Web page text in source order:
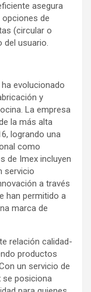
asegura
de
(circular o
del usuario.
evolucionado
y
La empresa
la más alta
logrando una
como
de Imex incluyen
servicio
a través
han permitido a
marca de
relación calidad-
productos
un servicio de
se posiciona